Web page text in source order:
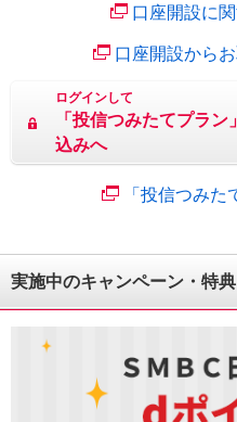
口座開設に
口座開設から
ログインして
「投信つみたてプラン
込みへ
「投信つみ
実施中のキャンペーン・特典